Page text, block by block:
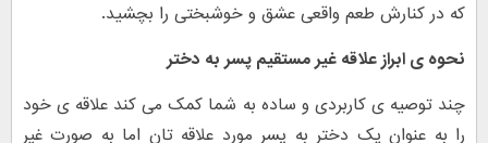
که در کنارش طعم واقعی عشق و خوشبختی را بچشید.
نحوه ی ابراز علاقه غیر مستقیم پسر به دختر
چند توصیه ی کاربردی و ساده به شما کمک می کند علاقه ی خود
را به عنوان یک دختر به پسر مورد علاقه تان اما به صورت غیر